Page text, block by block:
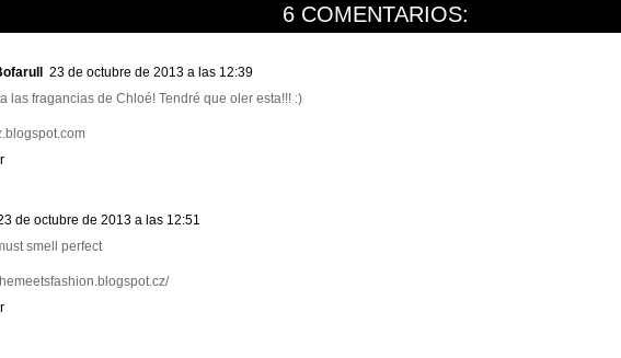
6 COMENTARIOS:
23 de octubre de 2013 a las 12:39
las fragancias de Chloé! Tendré que oler esta!!! :)
de octubre de 2013 a las 12:51
smell perfect